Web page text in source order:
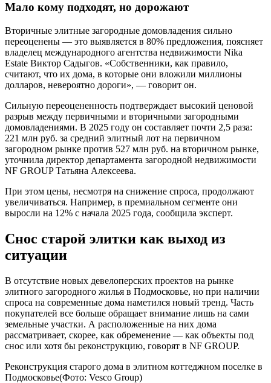
Мало кому подходят, но дорожают
Вторичные элитные загородные домовладения сильно
переоценены — это выявляется в 80% предложения, поясняет
владелец международного агентства недвижимости Nika
Estate Виктор Садыгов. «Собственники, как правило,
считают, что их дома, в которые они вложили миллионы
долларов, невероятно дороги», — говорит он.
Сильную переоцененность подтверждает высокий ценовой
разрыв между первичными и вторичными загородными
домовладениями. В 2025 году он составляет почти 2,5 раза:
221 млн руб. за средний элитный лот на первичном
загородном рынке против 527 млн руб. на вторичном рынке,
уточнила директор департамента загородной недвижимости
NF GROUP Татьяна Алексеева.
При этом цены, несмотря на снижение спроса, продолжают
увеличиваться. Например, в премиальном сегменте они
выросли на 12% с начала 2025 года, сообщила эксперт.
Снос старой элитки как выход из
ситуации
В отсутствие новых девелоперских проектов на рынке
элитного загородного жилья в Подмосковье, но при наличии
спроса на современные дома наметился новый тренд. Часть
покупателей все больше обращает внимание лишь на сами
земельные участки. А расположенные на них дома
рассматривает, скорее, как обременение — как объекты под
снос или хотя бы реконструкцию, говорят в NF GROUP.
Реконструкция старого дома в элитном коттеджном поселке в
Подмосковье(Фото: Vesco Group)